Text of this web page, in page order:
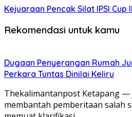
Kejuaraan Pencak Silat IPSI Cup
Rekomendasi untuk kamu
Dugaan Penyerangan Rumah
Perkara Tuntas Dinilai Keliru
Thekalimantanpost Ketapang —
membantah pemberitaan salah